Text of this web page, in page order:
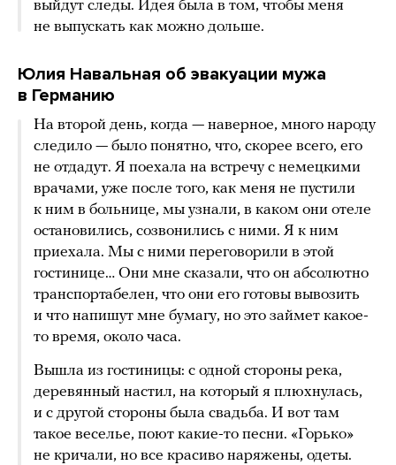
выйдут следы. Идея была в том, чтобы меня
не выпускать как можно дольше.
Юлия Навальная об эвакуации мужа
в Германию
На второй день, когда — наверное, много народу
следило — было понятно, что, скорее всего, его
не отдадут. Я поехала на встречу с немецкими
врачами, уже после того, как меня не пустили
к ним в больнице, мы узнали, в каком они отеле
остановились, созвонились с ними. Я к ним
приехала. Мы с ними переговорили в этой
гостинице… Они мне сказали, что он абсолютно
транспортабелен, что они его готовы вывозить
и что напишут мне бумагу, но это займет какое-
то время, около часа.
Вышла из гостиницы: с одной стороны река,
деревянный настил, на который я плюхнулась,
и с другой стороны была свадьба. И вот там
такое веселье, поют какие-то песни. «Горько»
не кричали, но все красиво наряжены, одеты.